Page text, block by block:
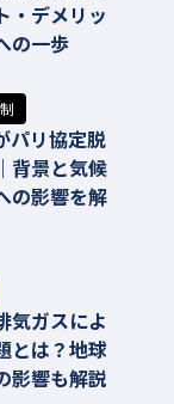
・デメリッ
の一歩
パリ協定脱
背景と気候
の影響を解
気ガスによ
とは？地球
影響も解説